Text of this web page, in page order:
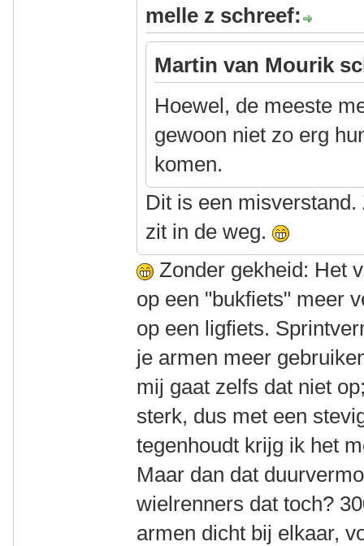
melle z schreef:
Martin van Mourik
Hoewel, de meeste
gewoon niet zo erg
komen.
Dit is een
zit in de weg.
Zonder gekheid: Het
op een "bukfiets" meer
op een ligfiets.
je armen meer
mij gaat zelfs dat niet
sterk, dus met een
tegenhoudt krijg ik het
Maar dan dat
wielrenners dat toch?
armen dicht bij elkaar,